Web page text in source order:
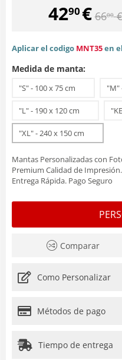
4290 € 6600 €
Aplicar el codigo MNT35en
Medida de manta:
"S" - 100 x 75 cm
"L" - 190 x 120 cm
"XL" - 240 x 150 cm
Mantas Personalizadas con
Premium Calidad de
Entrega Rápida. Pago Seguro
Comparar
Como Personalizar
Métodos de pago
Tiempo de entrega